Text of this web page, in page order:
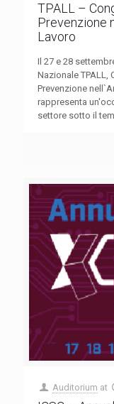
TPALL –
Prevenzione
Lavoro
Il 27 e 28
Nazionale TPALL,
Prevenzione
rappresenta
settore sotto il
Auditorium at